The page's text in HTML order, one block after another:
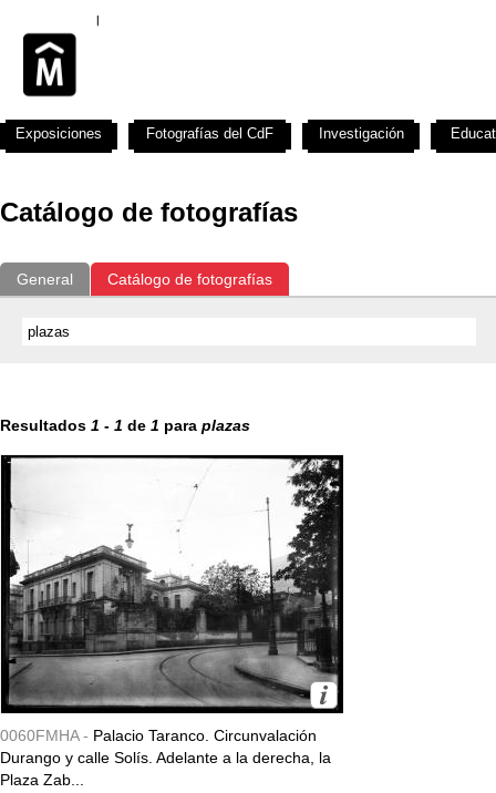
Catálogo de fotografías
General Catálogo de fotografías
Resultados 1 - 1 de 1 para plazas
0060FMHA - Palacio Taranco. Circunvalación
Durango y calle Solís. Adelante a la derecha, la
Plaza Zab...
Exposiciones Fotografías del CdF Investigación